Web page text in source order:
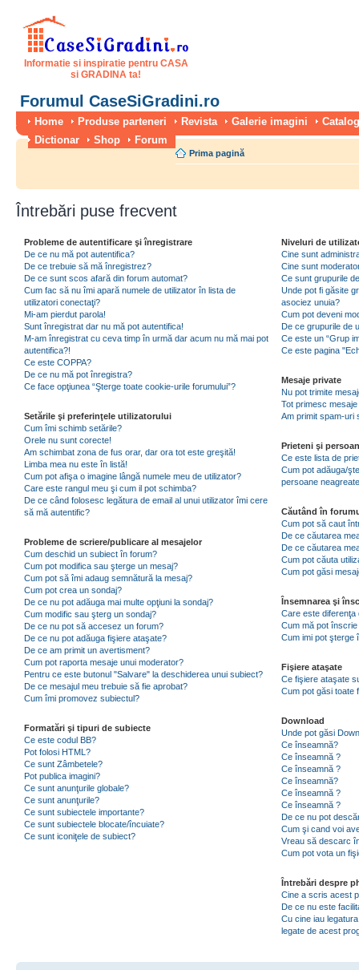
Informatie si inspiratie pentru CASA
si GRADINA ta!
Forumul CaseSiGradini.ro
Home Produse parteneri Revista Galerie imagini
Dictionar
Shop Forum
Prima pagină
Întrebări puse frecvent
Probleme de autentificare şi înregistrare
De ce nu mă pot autentifica?
De ce trebuie să mă înregistrez?
De ce sunt scos afară din forum automat?
Cum fac să nu îmi apară numele de utilizator în lista de
utilizatori conectaţi?
Mi-am pierdut parola!
Sunt înregistrat dar nu mă pot autentifica!
M-am înregistrat cu ceva timp în urmă dar acum nu mă mai pot
autentifica?!
Ce este COPPA?
De ce nu mă pot înregistra?
Ce face opţiunea “Şterge toate cookie-urile forumului”?
Setările şi preferinţele utilizatorului
Cum îmi schimb setările?
Orele nu sunt corecte!
Am schimbat zona de fus orar, dar ora tot este greşită!
Limba mea nu este în listă!
Cum pot afişa o imagine lângă numele meu de utilizator?
Care este rangul meu şi cum il pot schimba?
De ce când folosesc legătura de email al unui utilizator îmi cere
să mă autentific?
Probleme de scriere/publicare al mesajelor
Cum deschid un subiect în forum?
Cum pot modifica sau şterge un mesaj?
Cum pot să îmi adaug semnătură la mesaj?
Cum pot crea un sondaj?
De ce nu pot adăuga mai multe opţiuni la sondaj?
Cum modific sau şterg un sondaj?
De ce nu pot să accesez un forum?
De ce nu pot adăuga fişiere ataşate?
De ce am primit un avertisment?
Cum pot raporta mesaje unui moderator?
Pentru ce este butonul "Salvare" la deschiderea unui subiect?
De ce mesajul meu trebuie să fie aprobat?
Cum îmi promovez subiectul?
Formatări şi tipuri de subiecte
Ce este codul BB?
Pot folosi HTML?
Ce sunt Zâmbetele?
Pot publica imagini?
Ce sunt anunţurile globale?
Ce sunt anunţurile?
Ce sunt subiectele importante?
Ce sunt subiectele blocate/încuiate?
Ce sunt iconiţele de subiect?
Niveluri de
Cine sunt
Cine sunt
Ce sunt grupurile
Unde pot fi găsite
asociez unuia?
Cum pot deveni
De ce grupurile de
Ce este un “Grup
Ce este pagina
Mesaje private
Nu pot trimite
Tot primesc
Am primit spam-uri
Prieteni şi
Ce este lista de
Cum pot adăuga/
persoane
Căutând în
Cum pot să caut
De ce căutarea
De ce căutarea
Cum pot căuta
Cum pot găsi
Însemnarea şi
Care este
Cum mă pot
Cum imi pot şterge
Fişiere ataşate
Ce fişiere ataşate
Cum pot găsi toate
Download
Unde pot găsi
Ce înseamnă?
Ce înseamnă ?
Ce înseamnă ?
Ce înseamnă?
Ce înseamnă ?
Ce înseamnă ?
De ce nu pot
Cum şi cand voi
Vreau să descarc
Cum pot vota un
Întrebări despre
Cine a scris acest
De ce nu este
Cu cine iau
legate de acest